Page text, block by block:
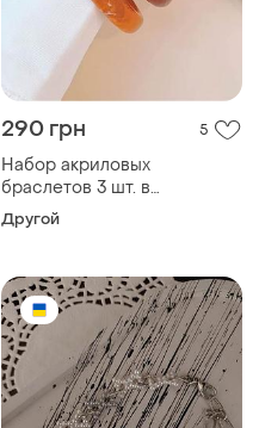
290 грн 5
Набор акриловых
браслетов 3 шт. в
винтажном стиле, комплект
тонких браслетов мокко
Другой